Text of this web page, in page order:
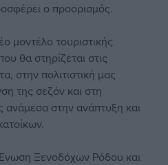
ο προορισμός.
μοντέλο τουριστικής
θα στηρίζεται στις
στην πολιτιστική μας
της σεζόν και στη
ανάμεσα στην ανάπτυξη και
Ξενοδόχων Ρόδου και